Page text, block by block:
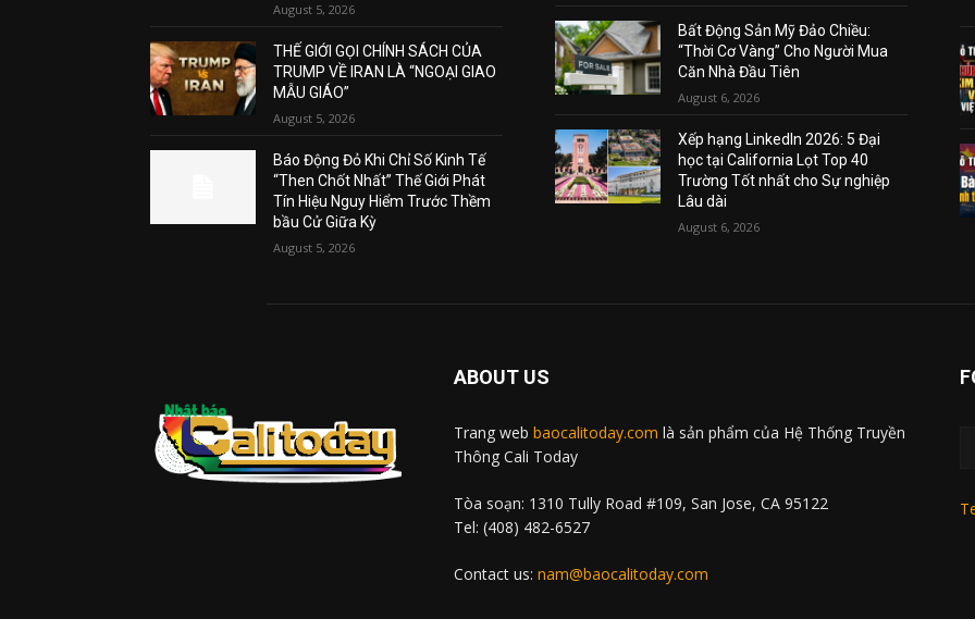
August 5, 2026
THẾ GIỚI GỌI CHÍNH SÁCH CỦA
TRUMP VỀ IRAN LÀ “NGOẠI GIAO
MẪU GIÁO”
August 5, 2026
Báo Động Đỏ Khi Chỉ Số Kinh Tế
“Then Chốt Nhất” Thế Giới Phát
Tín Hiệu Nguy Hiểm Trước Thềm
bầu Cử Giữa Kỳ
August 5, 2026
Bất Động Sản Mỹ Đảo Chiều:
“Thời Cơ Vàng” Cho Người Mua
Căn Nhà Đầu Tiên
August 6, 2026
Xếp hạng LinkedIn 2026: 5 Đại
học tại California Lọt Top 40
Trường Tốt nhất cho Sự nghiệp
Lâu dài
August 6, 2026
ABOUT US
Trang web baocalitoday.com là sản phẩm của Hệ Thống Truyền
Thông Cali Today
Tòa soạn: 1310 Tully Road #109, San Jose, CA 95122
Tel: (408) 482-6527
Contact us: nam@baocalitoday.com